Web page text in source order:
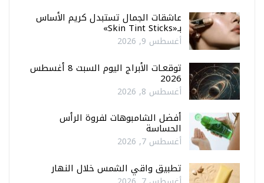
عاشقات الجمال تستبدل كريم الأساس
بـ«Skin Tint Sticks»
أغسطس 9, 2026
توقعـات الأبراج اليوم السبت 8 أغسطس
2026
أغسطس 8, 2026
أفضل الشامبوهات لفروة الرأس
الحساسة
أغسطس 7, 2026
تطبيق واقي الشمس خلال النهار